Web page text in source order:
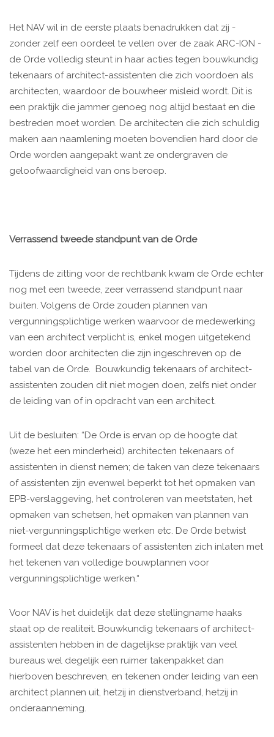
Het NAV wil in de eerste plaats benadrukken dat zij -
zonder zelf een oordeel te vellen over de zaak ARC-ION -
de Orde volledig steunt in haar acties tegen bouwkundig
tekenaars of architect-assistenten die zich voordoen als
architecten, waardoor de bouwheer misleid wordt. Dit is
een praktijk die jammer genoeg nog altijd bestaat en die
bestreden moet worden. De architecten die zich schuldig
maken aan naamlening moeten bovendien hard door de
Orde worden aangepakt want ze ondergraven de
geloofwaardigheid van ons beroep.
Verrassend tweede standpunt van de Orde
Tijdens de zitting voor de rechtbank kwam de Orde echter
nog met een tweede, zeer verrassend standpunt naar
buiten. Volgens de Orde zouden plannen van
vergunningsplichtige werken waarvoor de medewerking
van een architect verplicht is, enkel mogen uitgetekend
worden door architecten die zijn ingeschreven op de
tabel van de Orde. Bouwkundig tekenaars of architect-
assistenten zouden dit niet mogen doen, zelfs niet onder
de leiding van of in opdracht van een architect.
Uit de besluiten: “De Orde is ervan op de hoogte dat
(weze het een minderheid) architecten tekenaars of
assistenten in dienst nemen; de taken van deze tekenaars
of assistenten zijn evenwel beperkt tot het opmaken van
EPB-verslaggeving, het controleren van meetstaten, het
opmaken van schetsen, het opmaken van plannen van
niet-vergunningsplichtige werken etc. De Orde betwist
formeel dat deze tekenaars of assistenten zich inlaten met
het tekenen van volledige bouwplannen voor
vergunningsplichtige werken.“
Voor NAV is het duidelijk dat deze stellingname haaks
staat op de realiteit. Bouwkundig tekenaars of architect-
assistenten hebben in de dagelijkse praktijk van veel
bureaus wel degelijk een ruimer takenpakket dan
hierboven beschreven, en tekenen onder leiding van een
architect plannen uit, hetzij in dienstverband, hetzij in
onderaanneming.